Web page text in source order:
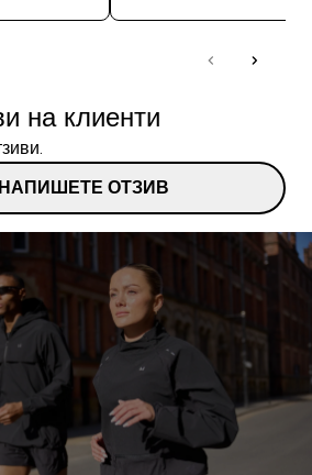
на клиенти
НАПИШЕТЕ ОТЗИВ